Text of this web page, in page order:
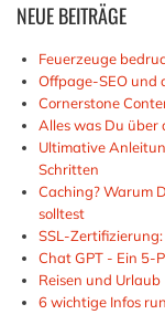
NEUEBEITRÄGE
Feuerzeuge
Offpage-SEO und
Cornerstone
Alles was Du über
Ultimative
Schritten
Caching? Warum
solltest
SSL-
Chat GPT - Ein 5-
Reisen und Urlaub
6 wichtige Infos